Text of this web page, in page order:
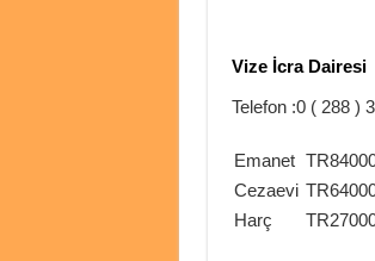
Vize İcra Dairesi
Telefon :0 ( 288 )
Emanet
Cezaevi
Harç